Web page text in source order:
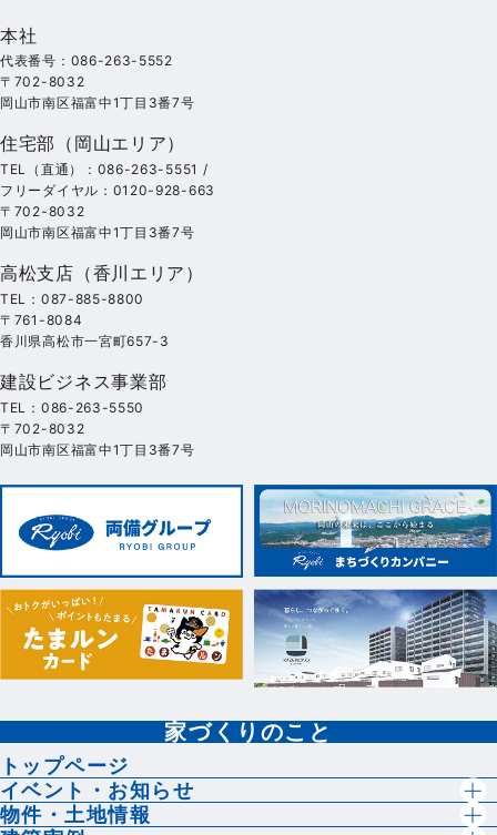
本社
代表番号：086-263-5552
〒702-8032
岡山市南区福富中1丁目3番7号
住宅部（岡山エリア）
TEL（直通）：086-263-5551 /
フリーダイヤル：0120-928-663
〒702-8032
岡山市南区福富中1丁目3番7号
高松支店（香川エリア）
TEL：087-885-8800
〒761-8084
香川県高松市一宮町657-3
建設ビジネス事業部
TEL：086-263-5550
〒702-8032
岡山市南区福富中1丁目3番7号
家づくりのこと
トップページ
イベント・お知らせ
物件・土地情報